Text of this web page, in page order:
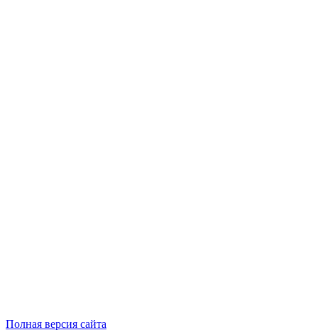
Полная версия сайта